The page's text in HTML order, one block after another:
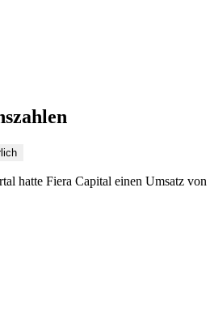
hatte Fiera Capital einen Umsatz von